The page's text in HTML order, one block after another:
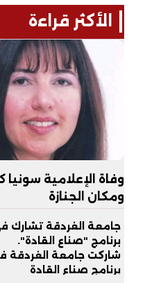
الأكثر قراءة
وفاة الإعلامية
ومكان الجنازة
جامعة الغردقة تشارك
برنامج "صناع القادة".
شاركت جامعة الغردقة
برنامج صناع القادة